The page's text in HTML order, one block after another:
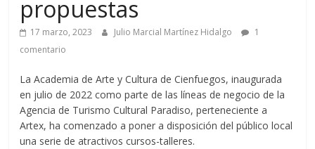
propuestas
17 marzo, 2023 Julio Marcial Martínez Hidalgo
1
comentario
La Academia de Arte y Cultura de Cienfuegos, inaugurada
en julio de 2022 como parte de las líneas de negocio de la
Agencia de Turismo Cultural Paradiso, perteneciente a
Artex, ha comenzado a poner a disposición del público local
una serie de atractivos cursos-talleres.